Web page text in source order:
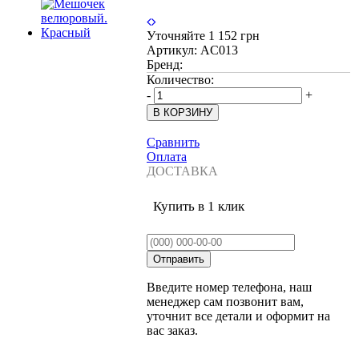
Уточняйте 1 152 грн
Артикул: AC013
Бренд:
Количество:
-
+
Сравнить
Оплата
ДОСТАВКА
Купить в 1 клик
Введите номер телефона, наш
менеджер сам позвонит вам,
уточнит все детали и оформит на
вас заказ.